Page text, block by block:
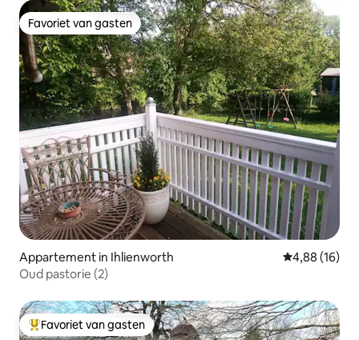
Favoriet van gasten
Favoriet van gasten
Appartement in Ihlienworth Gemiddelde
4,88 (16)
Oud pastorie (2)
Topfavoriet van gasten
Favoriet van gasten